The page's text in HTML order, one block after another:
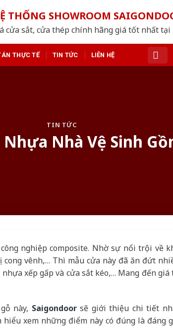
THỐNG SHOWROOM
cửa sắt, cửa thép chính hãng giá tốt nhất tại
ÁN THỰC TẾ TIN TỨC LIÊN HỆ
TIN TỨC
Nhà Vệ Sinh
công nghiệp composite. Nhờ sự nổi trội về
vênh,… Thì mẫu cửa này đã ăn đứt
xếp gấp và cửa sắt kéo,… Mang đến giá
này, Saigondoorsẽ giới thiệu chi tiết
xem những điểm này có đúng là đáng